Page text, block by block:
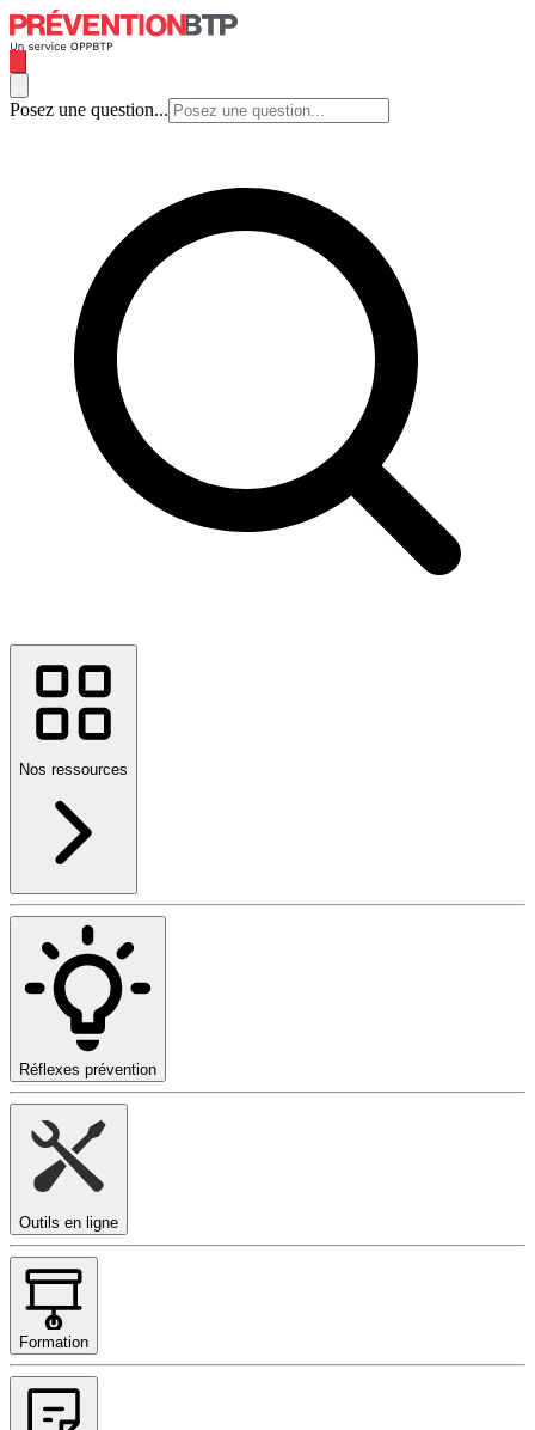
Posez une question...
Nos ressources
Réflexes prévention
Outils en ligne
Formation